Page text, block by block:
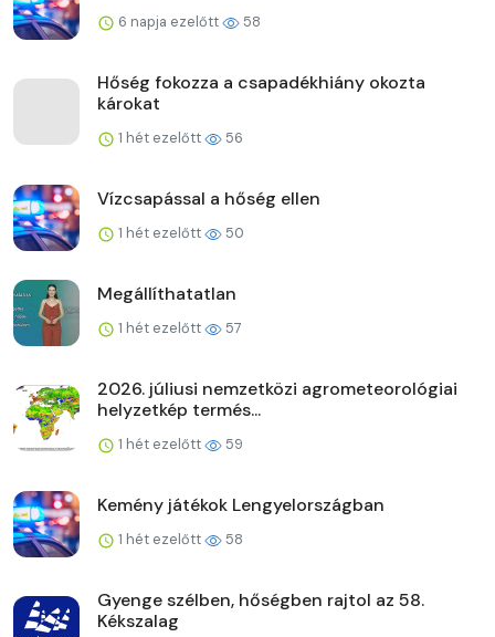
6 napja ezelőtt 58
Hőség fokozza a csapadékhiány okozta
károkat
1 hét ezelőtt 56
Vízcsapással a hőség ellen
1 hét ezelőtt 50
Megállíthatatlan
1 hét ezelőtt 57
2026. júliusi nemzetközi agrometeorológiai
helyzetkép termés...
1 hét ezelőtt 59
Kemény játékok Lengyelországban
1 hét ezelőtt 58
Gyenge szélben, hőségben rajtol az 58.
Kékszalag